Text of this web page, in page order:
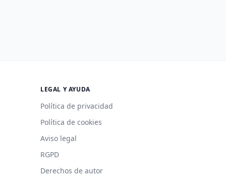
LEGAL Y AYUDA
Política de privacidad
Política de cookies
Aviso legal
RGPD
Derechos de autor